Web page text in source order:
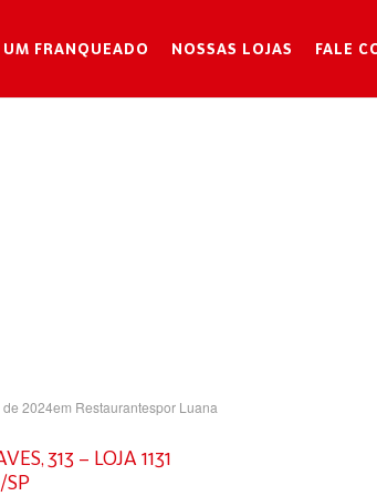
UM FRANQUEADO NOSSAS LOJAS FALE
2024em Restaurantespor Luana
313 – LOJA 1131
SP